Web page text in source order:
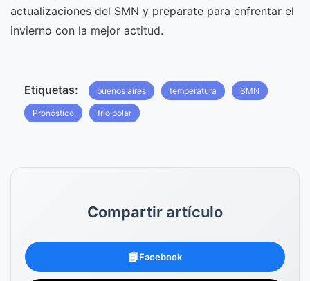
actualizaciones del SMN y preparate para enfrentar el
invierno con la mejor actitud.
Etiquetas: buenos aires temperatura SMN
Pronóstico frío polar
Compartir artículo
📘Facebook